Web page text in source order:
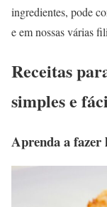
ingredientes, pode
e em nossas várias
Receitas
simples e
Aprenda a fazer